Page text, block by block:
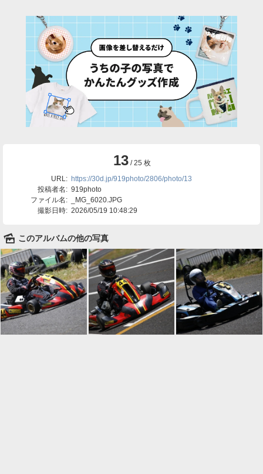
13/ 25 枚
URL: https://30d.jp/919photo/2806/photo/13
投稿者名: 919photo
ファイル名:
_MG_6020.JPG
撮影日時: 2026/05/19 10:48:29
🌄 このアルバムの他の写真